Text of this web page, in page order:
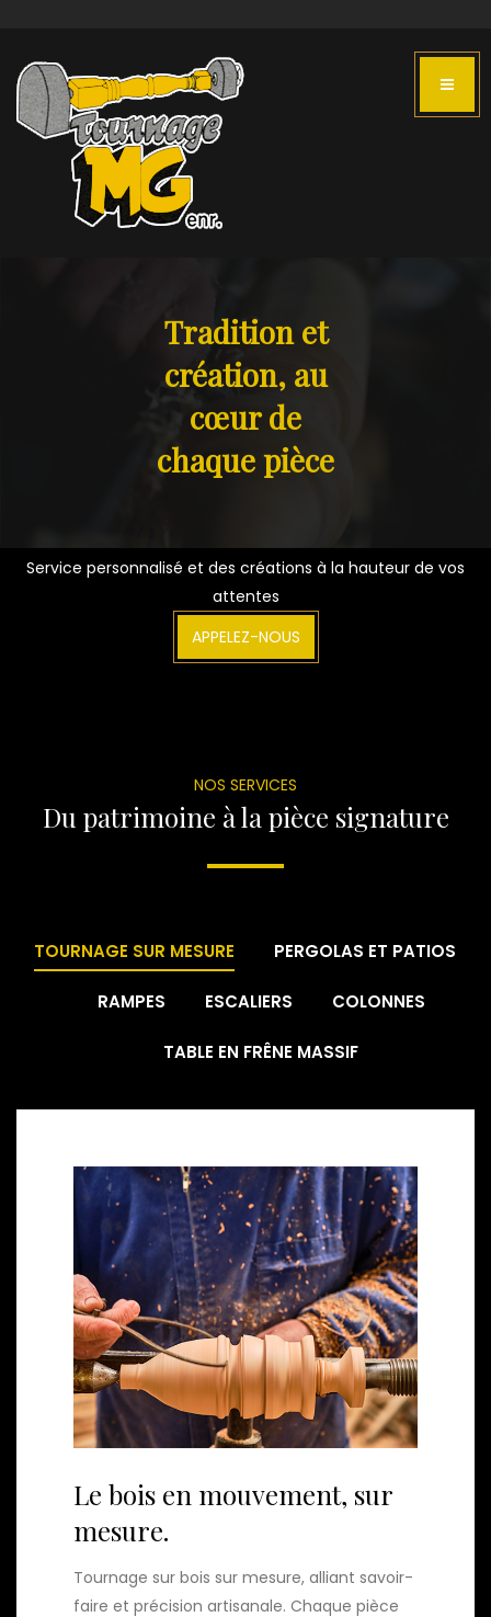
Tradition et
création, au
cœur de
chaque pièce
Service personnalisé et des créations à la hauteur de vos
attentes
APPELEZ-NOUS
NOS SERVICES
Du patrimoine à la pièce signature
TOURNAGE SUR MESURE PERGOLAS ET PATIOS
RAMPES ESCALIERS COLONNES
TABLE EN FRÊNE MASSIF
Le bois en mouvement, sur
mesure.
Tournage sur bois sur mesure, alliant savoir-
faire et précision artisanale. Chaque pièce